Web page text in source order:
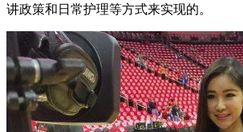
讲政策和日常护理等方式来实现的。